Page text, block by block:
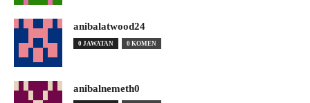
anibalatwood24
0 JAWATAN 0 KOMEN
anibalnemeth0